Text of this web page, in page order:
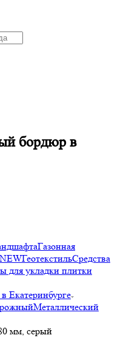
бордюр в
Газонная
ГеотекстильСредства
для укладки плитки
Екатеринбурге
Металлический
мм, серый